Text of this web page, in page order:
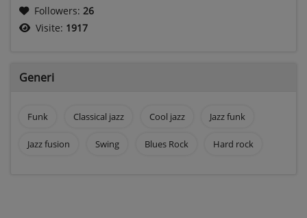
Followers: 26
Visite: 1917
Generi
Funk Classical jazz Cool jazz Jazz funk
Jazz fusion Swing Blues Rock Hard rock